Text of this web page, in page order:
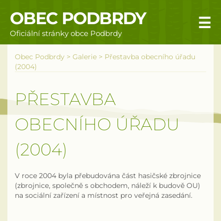
OBEC PODBRDY
Oficiální stránky obce Podbrdy
☰
Obecní úřad
Povinné informace
Rizika a nebezpečí
Úřední deska
Vyhlášky obce
Obec Podbrdy > Galerie > Přestavba obecního úřadu
(2004)
PŘESTAVBA
OBECNÍHO ÚŘADU
(2004)
V roce 2004 byla přebudována část hasičské zbrojnice
(zbrojnice, společně s obchodem, náleží k budově OU)
na sociální zařízení a místnost pro veřejná zasedání.